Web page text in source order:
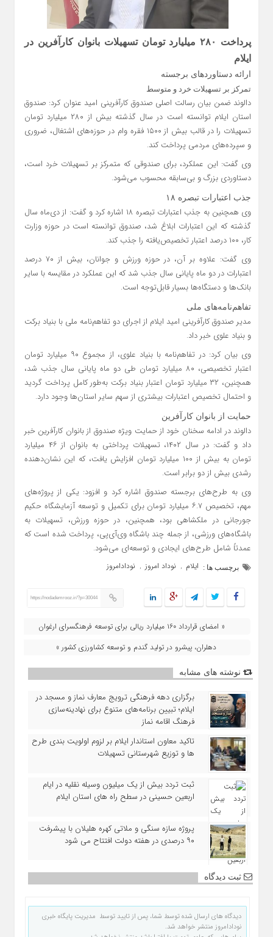
پرداخت ۲۸۰ میلیارد تومان تسهیلات بانوان کارآفرین در
ایلام
ارائه دستاوردهای برجسته
تمرکز بر تسهیلات خرد و متوسط
دالوند ضمن بیان رسالت اصلی صندوق کارآفرینی امید عنوان کرد: صندوق
استان ایلام توانسته است در سال گذشته بیش از ۲۸۰ میلیارد تومان
تسهیلات را در قالب بیش از ۱۵۰۰ فقره وام در حوزه‌های اشتغال، ضروری
و سپرده‌های مردمی پرداخت کند.
وی گفت: این عملکرد، برای صندوقی که متمرکز بر تسهیلات خرد است،
دستاوردی بزرگ و بی‌سابقه محسوب می‌شود.
جذب اعتبارات تبصره ۱۸
وی همچنین به جذب اعتبارات تبصره ۱۸ اشاره کرد و گفت: از دی‌ماه سال
گذشته که این اعتبارات ابلاغ شد، صندوق توانسته است در حوزه وزارت
کار، ۱۰۰ درصد اعتبار تخصیص‌یافته را جذب کند.
وی گفت: علاوه بر آن، در حوزه ورزش و جوانان، بیش از ۷۰ درصد
اعتبارات در دو ماه پایانی سال جذب شد که این عملکرد در مقایسه با سایر
بانک‌ها و دستگاه‌ها بسیار قابل‌توجه است.
تفاهم‌نامه‌های ملی
مدیر صندوق کارآفرینی امید ایلام از اجرای دو تفاهم‌نامه ملی با بنیاد برکت
و بنیاد علوی خبر داد.
وی بیان کرد: در تفاهم‌نامه با بنیاد علوی، از مجموع ۹۰ میلیارد تومان
اعتبار تخصیصی، ۸۰ میلیارد تومان طی دو ماه پایانی سال جذب شد،
همچنین، ۳۲ میلیارد تومان اعتبار بنیاد برکت به‌طور کامل پرداخت گردید
و احتمال تخصیص اعتبارات بیشتری از سهم سایر استان‌ها وجود دارد.
حمایت از بانوان کارآفرین
دالوند در ادامه سخنان خود از حمایت ویژه صندوق از بانوان کارآفرین خبر
داد و گفت: در سال ۱۴۰۲، تسهیلات پرداختی به بانوان از ۴۶ میلیارد
تومان به بیش از ۱۰۰ میلیارد تومان افزایش یافت، که این نشان‌دهنده
رشدی بیش از دو برابر است.
وی به طرح‌های برجسته صندوق اشاره کرد و افزود: یکی از پروژه‌های
مهم، تخصیص ۶.۷ میلیارد تومان برای تکمیل و توسعه آزمایشگاه حکیم
جورجانی در ملکشاهی بود، همچنین، در حوزه ورزش، تسهیلات به
باشگاه‌های ورزشی، از جمله چند باشگاه وی‌آی‌پی، پرداخت شده است که
عمدتاً شامل طرح‌های ایجادی و توسعه‌ای می‌شود.
برچسب ها : ایلام , نوداد امروز , نودادامروز
https://nodademrooz.ir/?p=30044
« امضای قرارداد ۱۶۰ میلیارد ریالی برای توسعه فرهنگسرای ارغوان
دهلران، پیشرو در تولید گندم و توسعه کشاورزی کشور »
نوشته های مشابه
برگزاری دهه فرهنگی ترویج معارف نماز و مسجد در
ایلام؛ تبیین برنامه‌های متنوع برای نهادینه‌سازی
فرهنگ اقامه نماز
تاکید معاون استاندار ایلام بر لزوم اولویت‌ بندی طرح‌
ها و توزیع شهرستانی تسهیلات
ثبت تردد بیش از یک میلیون وسیله نقلیه در ایام
اربعین حسینی در سطح راه‌ های استان ایلام
پروژه سازه سنگی و ملاتی کهره هلیلان با پیشرفت
۹۰ درصدی در هفته دولت افتتاح می شود
ثبت دیدگاه
دیدگاه های ارسال شده توسط شما، پس از تایید توسط مدیریت پایگاه خبری
نودادامروز منتشر خواهد شد.